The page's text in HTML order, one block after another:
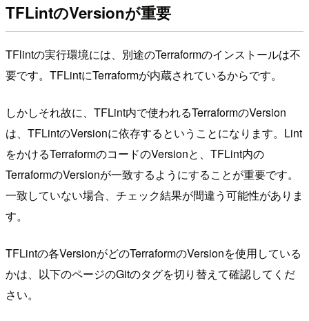
TFLintのVersionが重要
TFlintの実行環境には、別途のTerraformのインストールは不
要です。TFLintにTerraformが内蔵されているからです。
しかしそれ故に、TFLint内で使われるTerraformのVersion
は、TFLintのVersionに依存するということになります。Lint
をかけるTerraformのコードのVersionと、TFLint内の
TerraformのVersionが一致するようにすることが重要です。
一致していない場合、チェック結果が間違う可能性がありま
す。
TFLintの各VersionがどのTerraformのVersionを使用している
かは、以下のページのGitのタグを切り替えて確認してくだ
さい。